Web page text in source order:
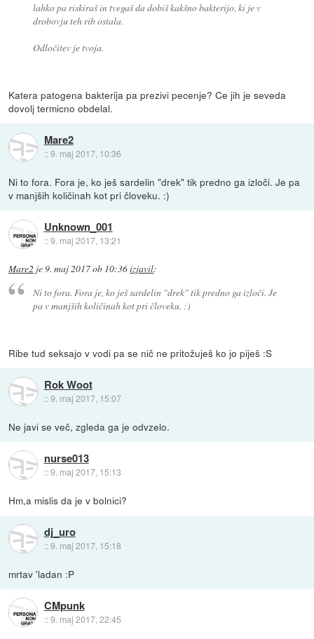
lahko pa riskiraš in tvegaš da dobiš kakšno bakterijo, ki je v
drobovju teh rib ostala.
Odločitev je tvoja.
Katera patogena bakterija pa prezivi pecenje? Ce jih je seveda
dovolj termicno obdelal.
Mare2
::9. maj 2017, 10:36
Ni to fora. Fora je, ko ješ sardelin "drek" tik predno ga izloči. Je pa
v manjših količinah kot pri človeku. :)
Unknown_001
::9. maj 2017, 13:21
Mare2 je9. maj 2017 ob 10:36izjavil:
Ni to fora. Fora je, ko ješ sardelin "drek" tik predno ga izloči. Je
pa v manjših količinah kot pri človeku. :)
Ribe tud seksajo v vodi pa se nič ne pritožuješ ko jo piješ :S
Rok Woot
::9. maj 2017, 15:07
Ne javi se več, zgleda ga je odvzelo.
nurse013
::9. maj 2017, 15:13
Hm,a mislis da je v bolnici?
dj_uro
::9. maj 2017, 15:18
mrtav 'ladan :P
CMpunk
::9. maj 2017, 22:45